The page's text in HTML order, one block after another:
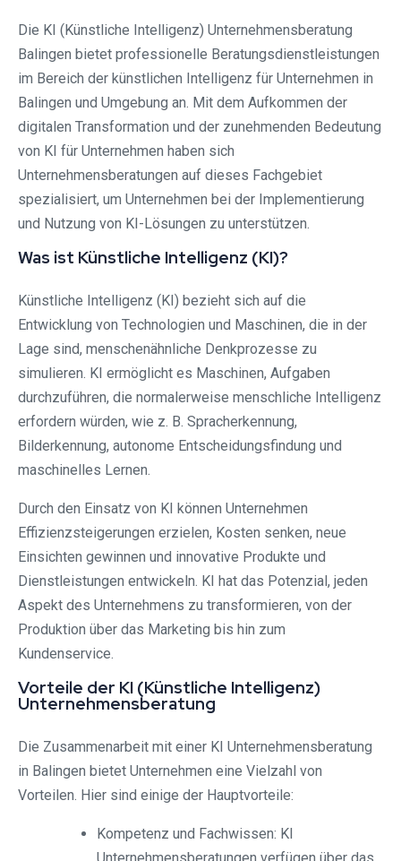
Die KI (Künstliche Intelligenz) Unternehmensberatung
Balingen bietet professionelle Beratungsdienstleistungen
im Bereich der künstlichen Intelligenz für Unternehmen in
Balingen und Umgebung an. Mit dem Aufkommen der
digitalen Transformation und der zunehmenden Bedeutung
von KI für Unternehmen haben sich
Unternehmensberatungen auf dieses Fachgebiet
spezialisiert, um Unternehmen bei der Implementierung
und Nutzung von KI-Lösungen zu unterstützen.
Was ist Künstliche Intelligenz (KI)?
Künstliche Intelligenz (KI) bezieht sich auf die
Entwicklung von Technologien und Maschinen, die in der
Lage sind, menschenähnliche Denkprozesse zu
simulieren. KI ermöglicht es Maschinen, Aufgaben
durchzuführen, die normalerweise menschliche Intelligenz
erfordern würden, wie z. B. Spracherkennung,
Bilderkennung, autonome Entscheidungsfindung und
maschinelles Lernen.
Durch den Einsatz von KI können Unternehmen
Effizienzsteigerungen erzielen, Kosten senken, neue
Einsichten gewinnen und innovative Produkte und
Dienstleistungen entwickeln. KI hat das Potenzial, jeden
Aspekt des Unternehmens zu transformieren, von der
Produktion über das Marketing bis hin zum
Kundenservice.
Vorteile der KI (Künstliche Intelligenz)
Unternehmensberatung
Die Zusammenarbeit mit einer KI Unternehmensberatung
in Balingen bietet Unternehmen eine Vielzahl von
Vorteilen. Hier sind einige der Hauptvorteile:
Kompetenz und Fachwissen: KI